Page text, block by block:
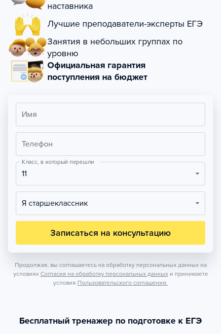
наставника
Лучшие преподаватели-эксперты ЕГЭ
Занятия в небольших группах по
уровню
Официальная гарантия
поступления на бюджет
Имя
Телефон
Класс, в который перешли
11
Я старшеклассник
Записаться на консультацию
Продолжая, вы соглашаетесь на обработку персональных данных на
условиях Согласия на обработку персональных данных и принимаете
условия Пользовательского соглашения.
Бесплатный тренажер по подготовке к ЕГЭ